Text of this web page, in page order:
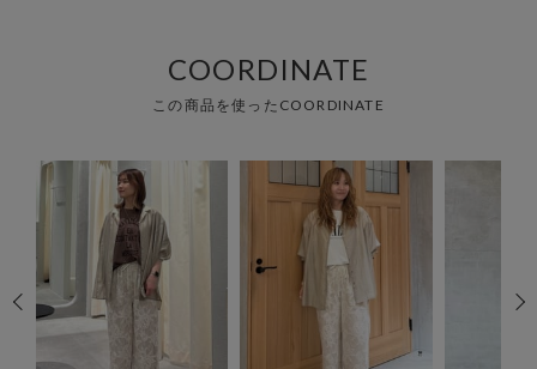
COORDINATE
この商品を使ったCOORDINATE